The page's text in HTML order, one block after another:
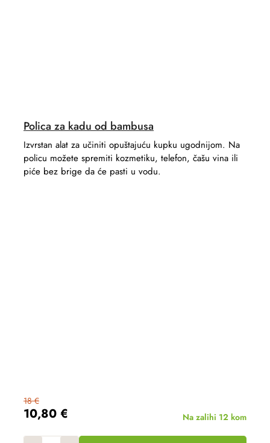
Polica za kadu od bambusa
10,80 €
18 €
Na zalihi 12 kom
Izvrstan alat za učiniti opuštajuću kupku ugodnijom. Na
policu možete spremiti kozmetiku, telefon, čašu vina ili
piće bez brige da će pasti u vodu.